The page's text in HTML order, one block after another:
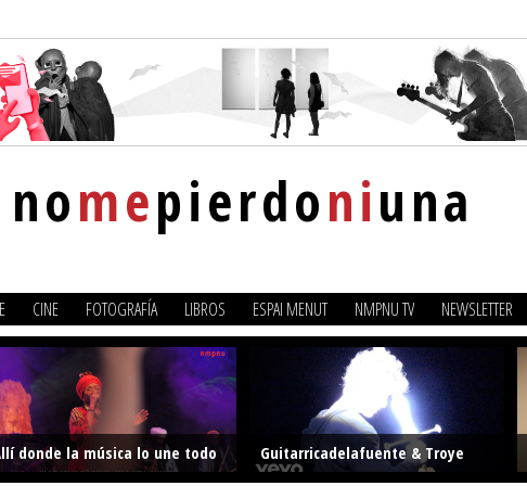
nomepierdoniuna
CINE FOTOGRAFÍA LIBROS ESPAI MENUT NMPNU TV NEWSLETTER
donde la música lo une todo
Guitarricadelafuente & Troye